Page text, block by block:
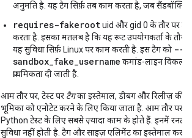
अनुमति है. यह टैग सिर्फ़ तब काम करता है, जब
requires-fakerootuid और gid 0 के तौर पर टेस्ट
करता है. इसका मतलब है कि यह रूट उपयोगकर्ता के तौर
यह सुविधा सिर्फ़ Linux पर काम करती है. इस टैग को --
sandbox_fake_username कमांड-लाइन विकल्प
प्राथमिकता दी जाती है.
आम तौर पर, टेस्ट पर टैगका इस्तेमाल, डीबग और रिलीज़ की
भूमिका को एनोटेट करने के लिए किया जाता है. आम तौर पर,
Python टेस्ट के लिए सबसे ज़्यादा काम के होते हैं. इनमें
सुविधा नहीं होती है. टैग और साइज़ एलिमेंट का इस्तेमाल